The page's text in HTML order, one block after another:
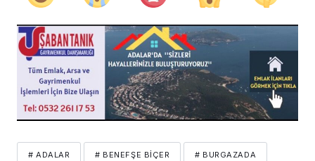
# ADALAR # BENEFŞE BIÇER # BURGAZADA